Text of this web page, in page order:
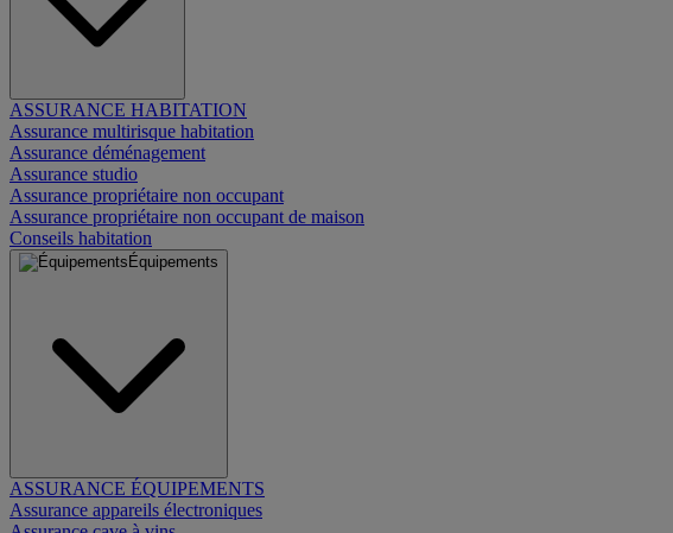
ASSURANCE HABITATION
Assurance multirisque habitation
Assurance déménagement
Assurance studio
Assurance propriétaire non occupant
Assurance propriétaire non occupant de maison
Conseils habitation
Équipements
ASSURANCE ÉQUIPEMENTS
Assurance appareils électroniques